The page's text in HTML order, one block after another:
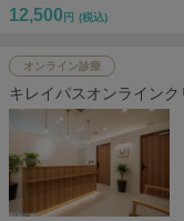
12,500 円 (税込)
オンライン診療
キレイパスオンラインク